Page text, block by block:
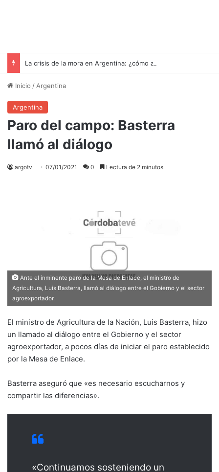
Inicio / Argentina
Argentina
Paro del campo: Basterra
llamó al diálogo
argotv 07/01/2021 0 Lectura de 2 minutos
Ante el inminente paro de la Mesa de Enlace, el ministro de
Agricultura, Luis Basterra, llamó al diálogo entre el Gobierno y el sector
agroexportador.
El ministro de Agricultura de la Nación, Luis Basterra, hizo
un llamado al diálogo entre el Gobierno y el sector
agroexportador, a pocos días de iniciar el paro establecido
por la Mesa de Enlace.
Basterra aseguró que «es necesario escucharnos y
compartir las diferencias».
«Continuamos sosteniendo un